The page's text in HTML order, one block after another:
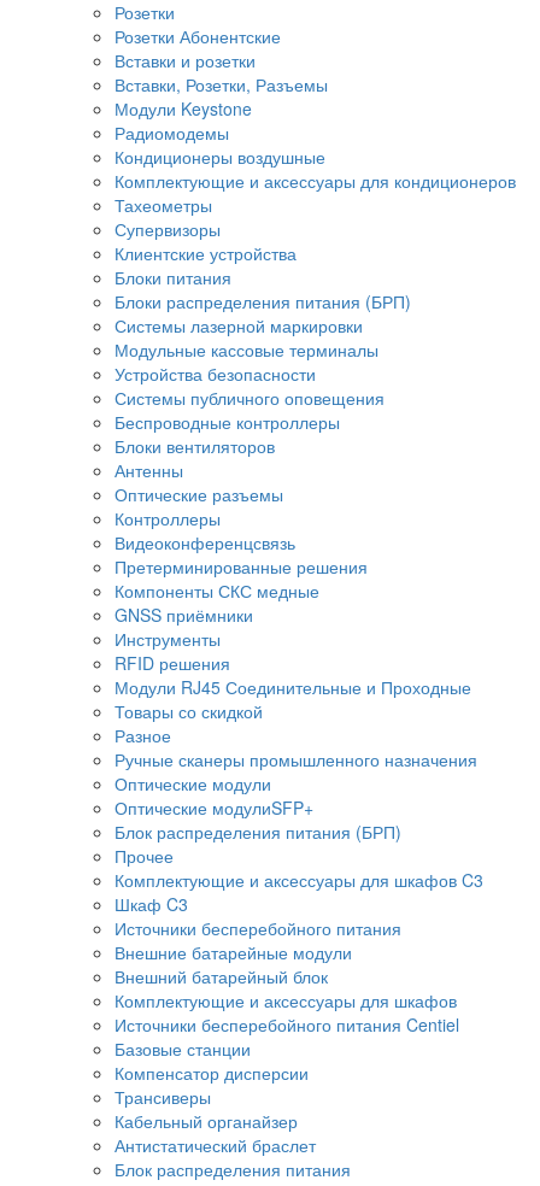
Розетки
Розетки Абонентские
Вставки и розетки
Вставки, Розетки, Разъемы
Модули Keystone
Радиомодемы
Кондиционеры воздушные
Комплектующие и аксессуары для кондиционеров
Тахеометры
Супервизоры
Клиентские устройства
Блоки питания
Блоки распределения питания (БРП)
Системы лазерной маркировки
Модульные кассовые терминалы
Устройства безопасности
Системы публичного оповещения
Беспроводные контроллеры
Блоки вентиляторов
Антенны
Оптические разъемы
Контроллеры
Видеоконференцсвязь
Претерминированные решения
Компоненты СКС медные
GNSS приёмники
Инструменты
RFID решения
Модули RJ45 Соединительные и Проходные
Товары со скидкой
Разное
Ручные сканеры промышленного назначения
Оптические модули
Оптические модулиSFP+
Блок распределения питания (БРП)
Прочее
Комплектующие и аксессуары для шкафов C3
Шкаф C3
Источники бесперебойного питания
Внешние батарейные модули
Внешний батарейный блок
Комплектующие и аксессуары для шкафов
Источники бесперебойного питания Centiel
Базовые станции
Компенсатор дисперсии
Трансиверы
Кабельный органайзер
Антистатический браслет
Блок распределения питания